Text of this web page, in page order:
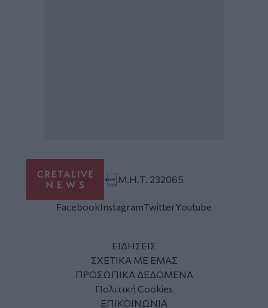
Μ.Η.Τ. 232065
FacebookInstagramTwitterYoutube
ΕΙΔΗΣΕΙΣ
ΣΧΕΤΙΚΑ ΜΕ ΕΜΑΣ
ΠΡΟΣΩΠΙΚΑ ΔΕΔΟΜΕΝΑ
Πολιτική Cookies
ΕΠΙΚΟΙΝΩΝΙΑ